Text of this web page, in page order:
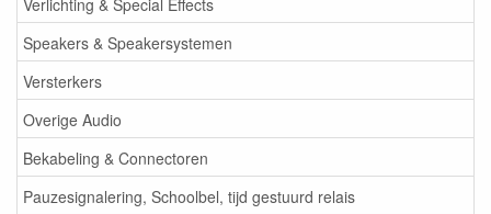
Speakers & Speakersystemen
Versterkers
Overige Audio
Bekabeling & Connectoren
Pauzesignalering, Schoolbel, tijd gestuurd relais